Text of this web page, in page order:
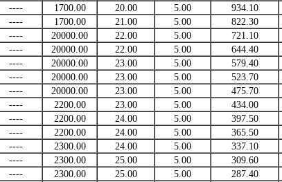
---- 1700.00 20.00 5.00 934.10
---- 1700.00 21.00 5.00 822.30
---- 20000.00 22.00 5.00 721.10
---- 20000.00 22.00 5.00 644.40
---- 20000.00 23.00 5.00 579.40
---- 20000.00 23.00 5.00 523.70
---- 20000.00 23.00 5.00 475.70
---- 2200.00 23.00 5.00 434.00
---- 2200.00 24.00 5.00 397.50
---- 2200.00 24.00 5.00 365.50
---- 2300.00 24.00 5.00 337.10
---- 2300.00 25.00 5.00 309.60
---- 2300.00 25.00 5.00 287.40